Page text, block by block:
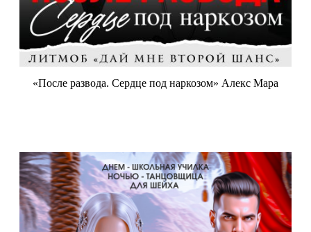
«После развода. Сердце под наркозом» Алекс Мара